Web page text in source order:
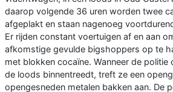
daarop volgende 36 uren worden twee
afgeplakt en staan nagenoeg
Er rijden constant voertuigen af en aan
afkomstige gevulde bigshoppers op te
met blokken cocaïne. Wanneer de
de loods binnentreedt, treft ze een
opengesneden metalen bakken aan. De